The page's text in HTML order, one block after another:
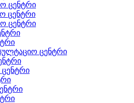
ცენტრი
ცენტრი
ცენტრი
ცენტრი